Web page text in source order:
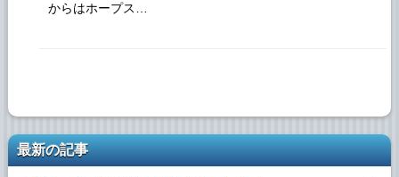
からはホープス…
最新の記事